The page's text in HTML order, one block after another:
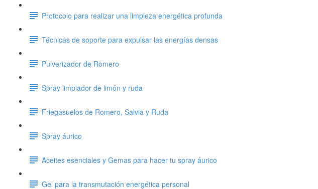
Protocolo para realizar una limpieza energética profunda
Técnicas de soporte para expulsar las energías densas
Pulverizador de Romero
Spray limpiador de limón y ruda
Friegasuelos de Romero, Salvia y Ruda
Spray áurico
Aceites esenciales y Gemas para hacer tu spray áurico
Gel para la transmutación energética personal